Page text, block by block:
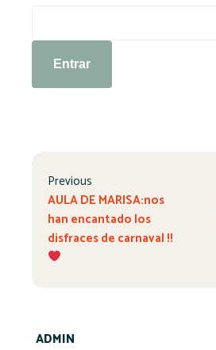
Previous
AULA DE MARISA:nos
han encantado los
disfraces de carnaval !!
ADMIN